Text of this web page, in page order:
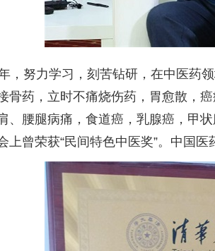
，努力学习，刻苦钻研，在中医药
骨药，立时不痛烧伤药，胃愈散，
、腰腿病痛，食道癌，乳腺癌，甲
上曾荣获“民间特色中医奖”。中国